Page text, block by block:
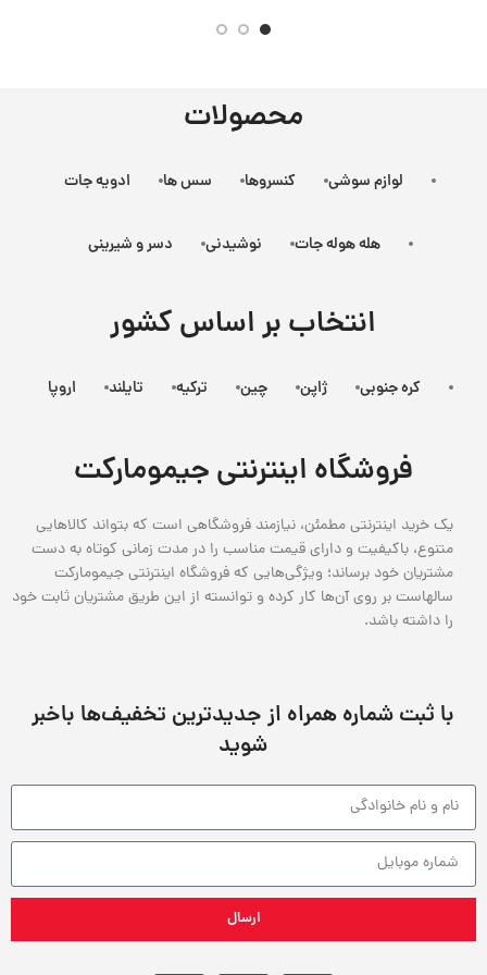
محصولات
لوازم سوشی کنسروها سس ها ادویه جات
هله هوله جات نوشیدنی دسر و شیرینی
انتخاب بر اساس کشور
کره جنوبی ژاپن چین ترکیه تایلند اروپا
فروشگاه اینترنتی جیمومارکت
یک خرید اینترنتی مطمئن، نیازمند فروشگاهی است که بتواند کالاهایی
متنوع، باکیفیت و دارای قیمت مناسب را در مدت زمانی کوتاه به دست
مشتریان خود برساند؛ ویژگی‌هایی که فروشگاه اینترنتی جیمومارکت
سالهاست بر روی آن‌ها کار کرده و توانسته از این طریق مشتریان ثابت خود
را داشته باشد.
با ثبت شماره همراه از جدید‌ترین تخفیف‌ها با‌خبر
شوید
ارسال